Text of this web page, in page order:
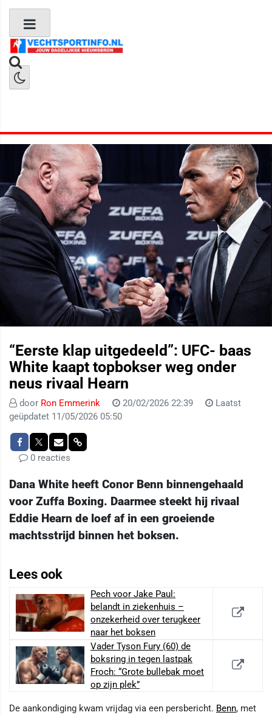
“Eerste klap uitgedeeld”: UFC- baas
White kaapt topbokser weg onder
neus rivaal Hearn
door Ron Emmerink 20/02/2026 22:39
Laatst
geüpdatet 11/05/2026 05:50
0 reacties
Dana White heeft Conor Benn binnengehaald
voor Zuffa Boxing. Daarmee steekt hij rivaal
Eddie Hearn de loef af in een groeiende
machtsstrijd binnen het boksen.
Lees ook
Pech voor Jake Paul:
belandt in ziekenhuis –
onzekerheid over terugkeer
naar het boksen
Vader Tyson Fury (60) de
boksring in tegen lastpak
Froch: “Grote bullebak moet
op zijn plek”
De aankondiging kwam vrijdag via een persbericht. Benn, met